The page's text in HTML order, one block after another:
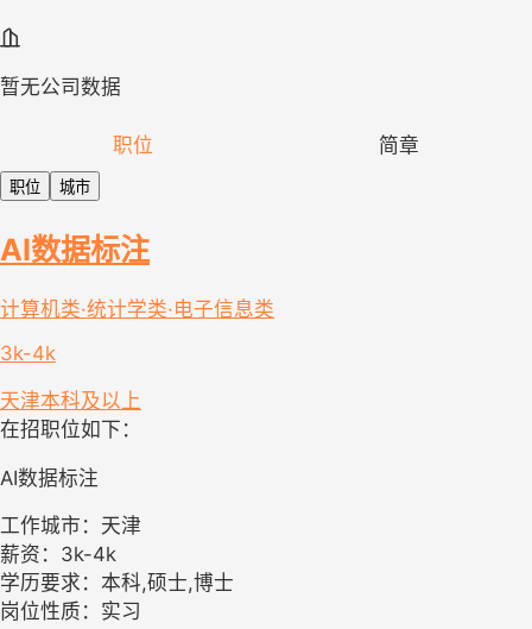
暂无公司数据
职位 简章
职位 城市
AI数据标注
计算机类·统计学类·电子信息类
3k-4k
天津本科及以上
在招职位如下：
AI数据标注
工作城市：天津
薪资：3k-4k
学历要求：本科,硕士,博士
岗位性质：实习